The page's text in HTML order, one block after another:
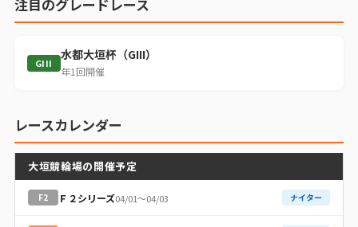
注目のグレードレース
GIII
水都大垣杯（GIII）
年1回開催
レースカレンダー
大垣競輪場の開催予定
F2 Ｆ２シリーズ04/01〜04/03 ナイター